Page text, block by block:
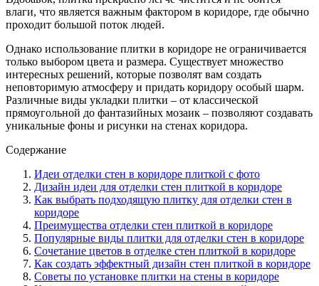
влаги, что является важным фактором в коридоре, где обычно
проходит большой поток людей.
Однако использование плитки в коридоре не ограничивается
только выбором цвета и размера. Существует множество
интересных решений, которые позволят вам создать
неповторимую атмосферу и придать коридору особый шарм.
Различные виды укладки плитки – от классической
прямоугольной до фантазийных мозаик – позволяют создавать
уникальные фоны и рисунки на стенах коридора.
Содержание
Идеи отделки стен в коридоре плиткой с фото
Дизайн идеи для отделки стен плиткой в коридоре
Как выбрать подходящую плитку для отделки стен в
коридоре
Преимущества отделки стен плиткой в коридоре
Популярные виды плитки для отделки стен в коридоре
Сочетание цветов в отделке стен плиткой в коридоре
Как создать эффектный дизайн стен плиткой в коридоре
Советы по установке плитки на стены в коридоре